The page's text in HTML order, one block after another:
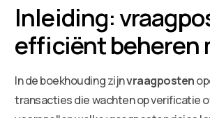
Inleiding:
efficiënt beheren
In de boekhouding zijnvraagposten
transacties die wachten op verificatie